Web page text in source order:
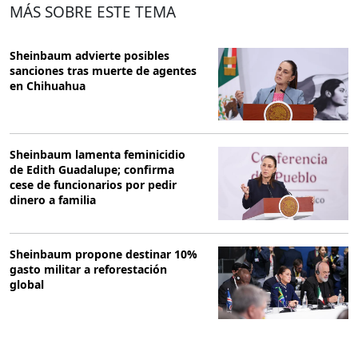
MÁS SOBRE ESTE TEMA
Sheinbaum advierte posibles
sanciones tras muerte de agentes
en Chihuahua
Sheinbaum lamenta feminicidio
de Edith Guadalupe; confirma
cese de funcionarios por pedir
dinero a familia
Sheinbaum propone destinar 10%
gasto militar a reforestación
global